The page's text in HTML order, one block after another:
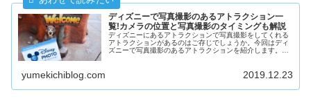
ディズニーで写真撮影のあるアトラクション一
覧!カメラの位置と写真撮影のタイミングも解説
ディズニーにあるアトラクションで写真撮影をしてくれる
アトラクションがあるのはご存じでしょうか。今回はディ
ズニーで写真撮影のあるアトラクションを紹介します。そ
yumekichiblog.com 2019.12.23